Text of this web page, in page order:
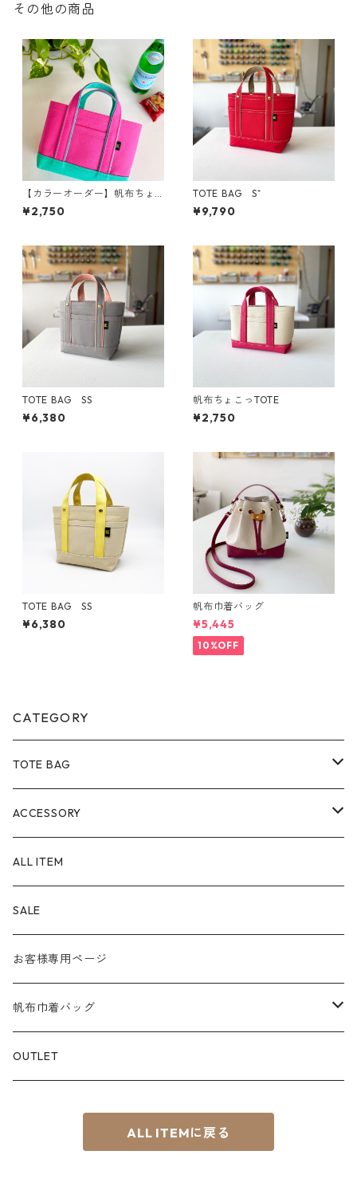
その他の商品
【カラーオーダー】帆布ちょ
こっTOTE
¥2,750
TOTE BAG S⁺
¥9,790
TOTE BAG SS
¥6,380
帆布ちょこっTOTE
¥2,750
TOTE BAG SS
¥6,380
帆布巾着バッグ
¥5,445
10%OFF
CATEGORY
TOTE BAG
Size
SS
S
Material
８号帆布
パラフィン帆布
Color
白系
赤系
ACCESSORY
POUCH
PEN CASE
KEY CHAIN
スマホショルダー
サコッシュ
ALL ITEM
SALE
お客様専用ページ
帆布巾着バッグ
Material
OUTLET
ALL ITEMに戻る